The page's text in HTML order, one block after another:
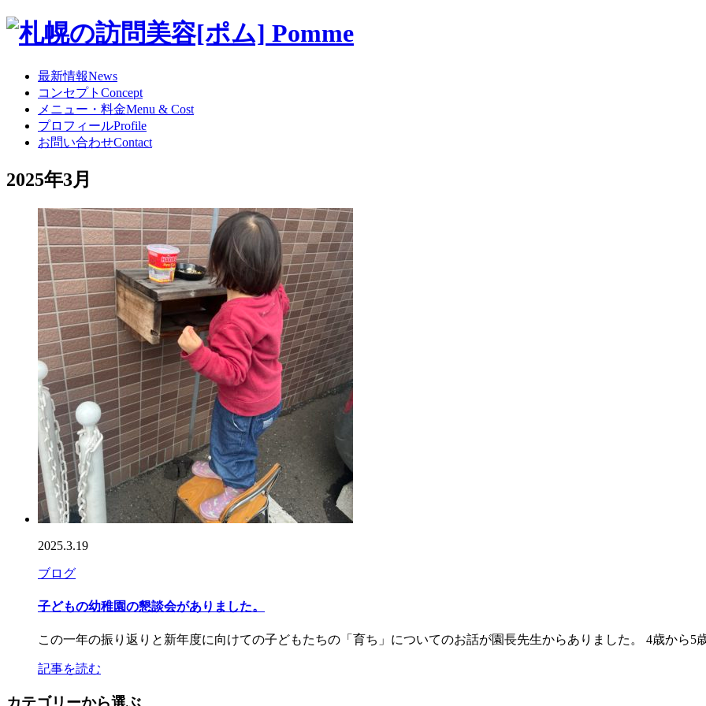
最新情報News
コンセプト Concept
メニュー・料金Menu & Cost
プロフィールProfile
お問い合わせContact
2025年3月
2025.3.19
ブログ
子どもの幼稚園の懇談会がありました。
この一年の振り返りと新年度に向けての子どもたちの「育ち」についてのお話が園長先生からありました。 4歳から5
記事を読む
カテゴリーから選ぶ